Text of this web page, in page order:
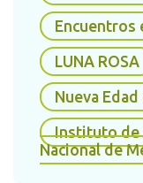
Otro
Encuentros
LUNA ROSA
Nueva
Instituto de
Nacional de